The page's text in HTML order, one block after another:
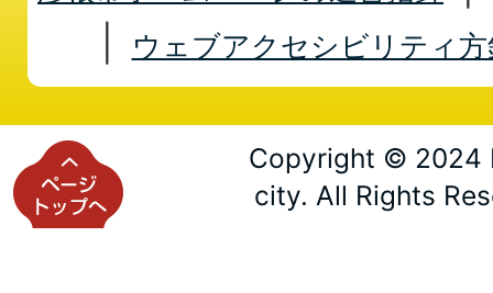
ウェブアクセシビリティ方
Copyright © 2024
city. All Rights